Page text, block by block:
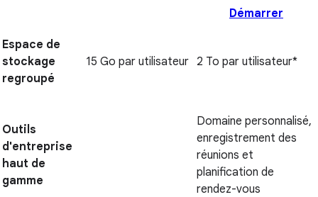
Démarrer
Espace de
stockage
regroupé
15 Go par utilisateur 2 To par utilisateur*
Outils
d'entreprise
haut de
gamme
Domaine personnalisé,
enregistrement des
réunions et
planification de
rendez-vous